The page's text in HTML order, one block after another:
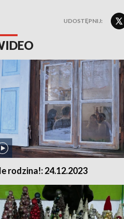
UDOSTĘPNIJ:
rodzina!: 24.12.2023